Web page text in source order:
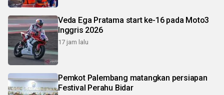
Veda Ega Pratama start ke-16 pada Moto3
Inggris 2026
17 jam lalu
Pemkot Palembang matangkan persiapan
Festival Perahu Bidar